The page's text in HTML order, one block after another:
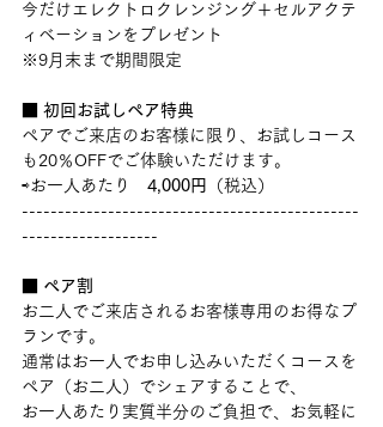
今だけエレクトロクレンジング＋セルアクテ
ィベーションをプレゼント
※9月末まで期間限定
■ 初回お試しペア特典
ペアでご来店のお客様に限り、お試しコース
も20％OFFでご体験いただけます。
⇨お一人あたり 4,000円
（税込）
-----------------------------------------------
-------------------
■ ペア割
お二人でご来店されるお客様専用のお得なプ
ランです。
通常はお一人でお申し込みいただくコースを
ペア（お二人）でシェアすることで、
お一人あたり実質半分のご負担で、お気軽に